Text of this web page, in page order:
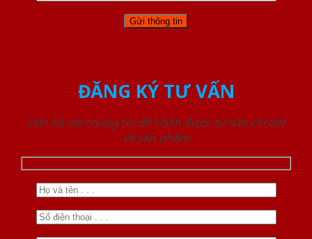
ĐĂNG KÝ TƯ VẤN
Liên hệ với chúng tôi để nhận được tư vấn chi tiết
về sản phẩm